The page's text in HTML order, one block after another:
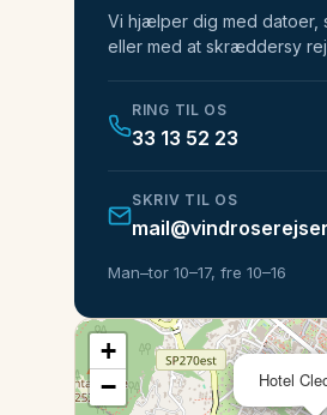
Vi hjælper dig med datoer,
eller med at skræddersy
RING TIL OS
33 13 52 23
SKRIV TIL OS
Man–tor 10–17, fre 10–16
Hotel
+
−